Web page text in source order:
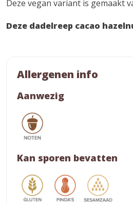
Deze vegan variant is gemaakt
Deze dadelreep cacao
Allergenen info
Aanwezig
Kan sporen bevatten